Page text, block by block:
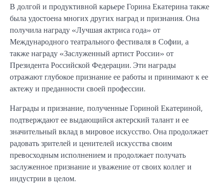
В долгой и продуктивной карьере Горина Екатерина также
была удостоена многих других наград и признания. Она
получила награду «Лучшая актриса года» от
Международного театрального фестиваля в Софии, а
также награду «Заслуженный артист России» от
Президента Российской Федерации. Эти награды
отражают глубокое признание ее работы и принимают к ее
актежу и преданности своей профессии.
Награды и признание, полученные Гориной Екатериной,
подтверждают ее выдающийся актерский талант и ее
значительный вклад в мировое искусство. Она продолжает
радовать зрителей и ценителей искусства своим
превосходным исполнением и продолжает получать
заслуженное признание и уважение от своих коллег и
индустрии в целом.